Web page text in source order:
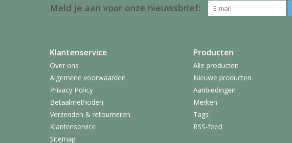
Meld je aan voor onze nieuwsbrief:
Klantenservice
Over ons
Algemene voorwaarden
Privacy Policy
Betaalmethoden
Verzenden & retourneren
Klantenservice
Sitemap
Producten
Alle producten
Nieuwe producten
Aanbiedingen
Merken
Tags
RSS-feed